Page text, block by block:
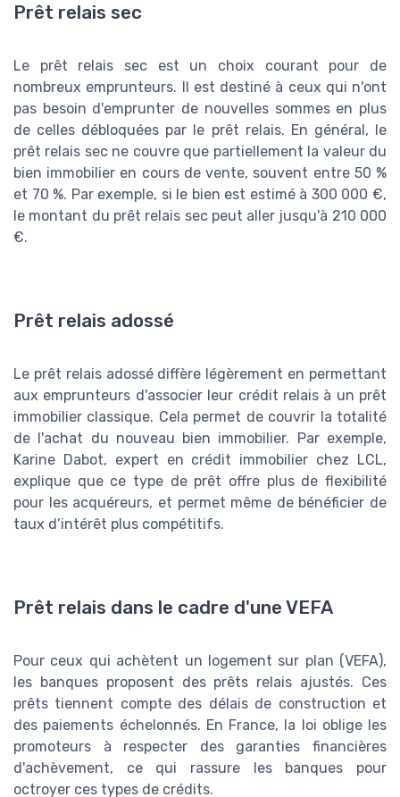
Prêt relais sec
Le prêt relais sec est un choix courant pour de
nombreux emprunteurs. Il est destiné à ceux qui n'ont
pas besoin d'emprunter de nouvelles sommes en plus
de celles débloquées par le prêt relais. En général, le
prêt relais sec ne couvre que partiellement la valeur du
bien immobilier en cours de vente, souvent entre 50 %
et 70 %. Par exemple, si le bien est estimé à 300 000 €,
le montant du prêt relais sec peut aller jusqu'à 210 000
€.
Prêt relais adossé
Le prêt relais adossé diffère légèrement en permettant
aux emprunteurs d'associer leur crédit relais à un prêt
immobilier classique. Cela permet de couvrir la totalité
de l'achat du nouveau bien immobilier. Par exemple,
Karine Dabot, expert en crédit immobilier chez LCL,
explique que ce type de prêt offre plus de flexibilité
pour les acquéreurs, et permet même de bénéficier de
taux d’intérêt plus compétitifs.
Prêt relais dans le cadre d'une VEFA
Pour ceux qui achètent un logement sur plan (VEFA),
les banques proposent des prêts relais ajustés. Ces
prêts tiennent compte des délais de construction et
des paiements échelonnés. En France, la loi oblige les
promoteurs à respecter des garanties financières
d'achèvement, ce qui rassure les banques pour
octroyer ces types de crédits.